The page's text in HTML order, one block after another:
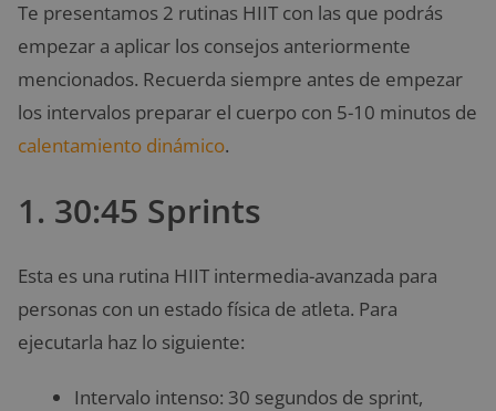
Te presentamos 2 rutinas HIIT con las que podrás
empezar a aplicar los consejos anteriormente
mencionados. Recuerda siempre antes de empezar
los intervalos preparar el cuerpo con 5-10 minutos de
calentamiento dinámico.
1. 30:45 Sprints
Esta es una rutina HIIT intermedia-avanzada para
personas con un estado física de atleta. Para
ejecutarla haz lo siguiente:
Intervalo intenso: 30 segundos de sprint,